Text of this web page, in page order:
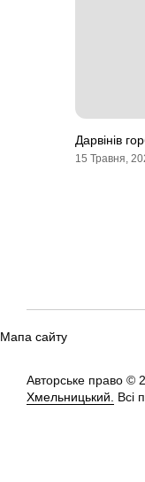
Дарвінів
15 Травня,
Мапа сайту
Авторське право ©
Хмельницький.
Всі